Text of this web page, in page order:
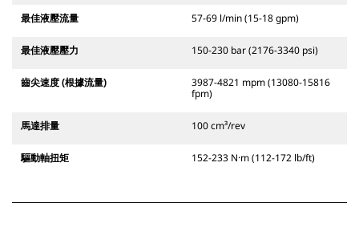
最佳液壓流量 57-69 l/min (15-18 gpm)
最佳液壓壓力 150-230 bar (2176-3340 psi)
齒尖速度 (根據流量)
3987-4821 mpm (13080-15816
fpm)
馬達排量 100 cm³/rev
驅動軸扭矩 152-233 N·m (112-172 lb/ft)